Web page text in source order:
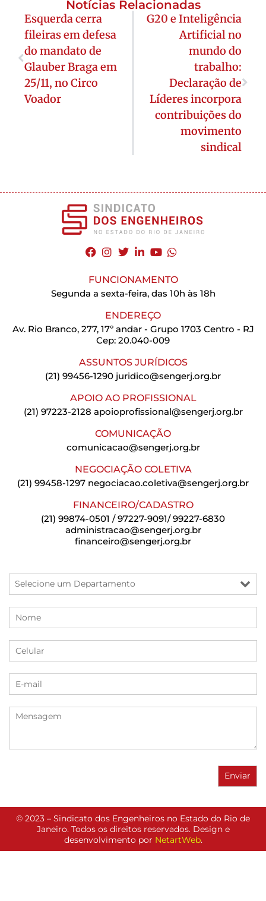
Notícias Relacionadas
Esquerda cerra
fileiras em defesa
do mandato de
Glauber Braga em
25/11, no Circo
Voador
G20 e Inteligência
Artificial no
mundo do
trabalho:
Declaração de
Líderes incorpora
contribuições do
movimento
sindical
FUNCIONAMENTO
Segunda a sexta-feira, das 10h às 18h
ENDEREÇO
Av. Rio Branco, 277, 17º andar - Grupo 1703 Centro - RJ
Cep: 20.040-009
ASSUNTOS JURÍDICOS
(21) 99456-1290 juridico@sengerj.org.br
APOIO AO PROFISSIONAL
(21) 97223-2128 apoioprofissional@sengerj.org.br
COMUNICAÇÃO
comunicacao@sengerj.org.br
NEGOCIAÇÃO COLETIVA
(21) 99458-1297 negociacao.coletiva@sengerj.org.br
FINANCEIRO/CADASTRO
(21) 99874-0501 / 97227-9091/ 99227-6830
administracao@sengerj.org.br
financeiro@sengerj.org.br
© 2023 – Sindicato dos Engenheiros no Estado do Rio de
Janeiro. Todos os direitos reservados. Design e
desenvolvimento por NetartWeb.